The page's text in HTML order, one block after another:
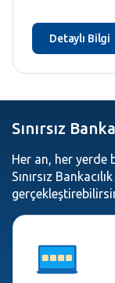
Detaylı Bilgi
Sınırsız
Her an, her yerde
Sınırsız